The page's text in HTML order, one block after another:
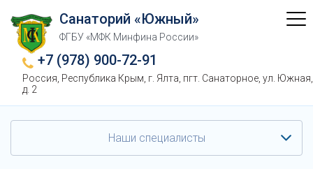
Санаторий «Южный»
ФГБУ «МФК Минфина России»
+7 (978) 900-72-91
Россия, Республика Крым, г. Ялта, пгт. Санаторное, ул. Южная,
д. 2
Наши специалисты